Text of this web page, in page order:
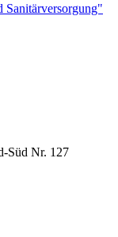
Sanitärversorgung"